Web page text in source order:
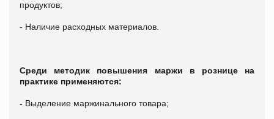
продуктов;
- Наличие расходных материалов.
Среди методик повышения маржи в рознице на
практике применяются:
- Выделение маржинального товара;